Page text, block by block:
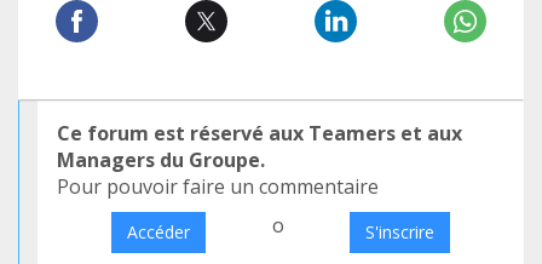
Ce forum est réservé aux Teamers et aux
Managers du Groupe.
Pour pouvoir faire un commentaire
Accéder o S'inscrire